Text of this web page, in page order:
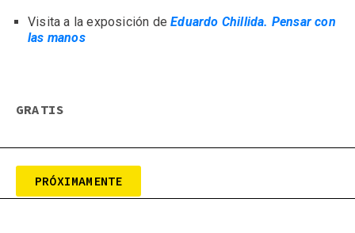
Visita a la exposición de Eduardo Chillida. Pensar con
las manos
GRATIS
PRÓXIMAMENTE